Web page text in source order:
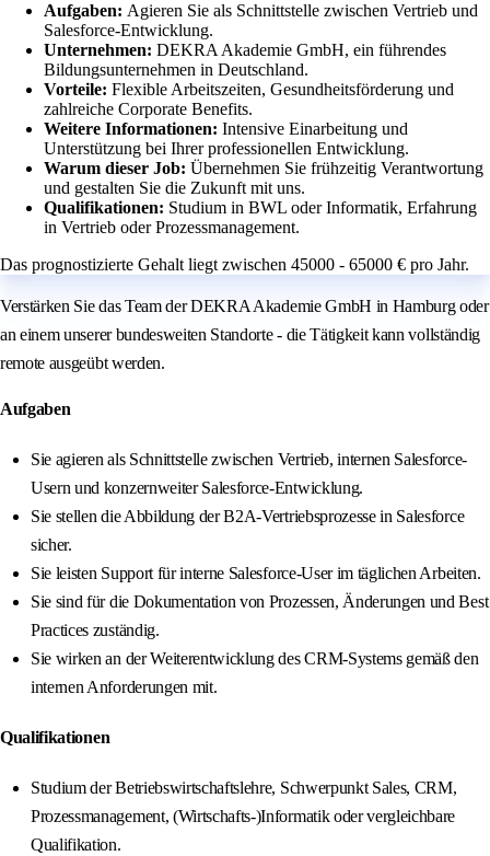
Aufgaben: Agieren Sie als Schnittstelle zwischen Vertrieb und
Salesforce-Entwicklung.
Unternehmen: DEKRA Akademie GmbH, ein führendes
Bildungsunternehmen in Deutschland.
Vorteile: Flexible Arbeitszeiten, Gesundheitsförderung und
zahlreiche Corporate Benefits.
Weitere Informationen: Intensive Einarbeitung und
Unterstützung bei Ihrer professionellen Entwicklung.
Warum dieser Job: Übernehmen Sie frühzeitig Verantwortung
und gestalten Sie die Zukunft mit uns.
Qualifikationen: Studium in BWL oder Informatik, Erfahrung
in Vertrieb oder Prozessmanagement.
Das prognostizierte Gehalt liegt zwischen 45000 - 65000 € pro Jahr.
Verstärken Sie das Team der DEKRA Akademie GmbH in Hamburg oder
an einem unserer bundesweiten Standorte - die Tätigkeit kann vollständig
remote ausgeübt werden.
Aufgaben
Sie agieren als Schnittstelle zwischen Vertrieb, internen Salesforce-
Usern und konzernweiter Salesforce-Entwicklung.
Sie stellen die Abbildung der B2A-Vertriebsprozesse in Salesforce
sicher.
Sie leisten Support für interne Salesforce-User im täglichen Arbeiten.
Sie sind für die Dokumentation von Prozessen, Änderungen und Best
Practices zuständig.
Sie wirken an der Weiterentwicklung des CRM-Systems gemäß den
internen Anforderungen mit.
Qualifikationen
Studium der Betriebswirtschaftslehre, Schwerpunkt Sales, CRM,
Prozessmanagement, (Wirtschafts-)Informatik oder vergleichbare
Qualifikation.